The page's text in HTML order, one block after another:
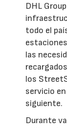
DHL
todo el
las
los
servicio
siguiente.
Durante